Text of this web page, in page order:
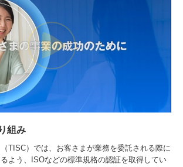
組み
TISC）では、お客さまが業務を委託される際に
よう、ISOなどの標準規格の認証を取得してい